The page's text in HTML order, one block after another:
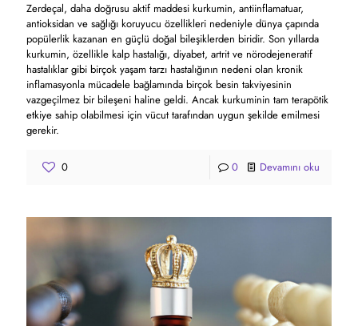
Zerdeçal, daha doğrusu aktif maddesi kurkumin, antiinflamatuar,
antioksidan ve sağlığı koruyucu özellikleri nedeniyle dünya çapında
popülerlik kazanan en güçlü doğal bileşiklerden biridir. Son yıllarda
kurkumin, özellikle kalp hastalığı, diyabet, artrit ve nörodejeneratif
hastalıklar gibi birçok yaşam tarzı hastalığının nedeni olan kronik
inflamasyonla mücadele bağlamında birçok besin takviyesinin
vazgeçilmez bir bileşeni haline geldi. Ancak kurkuminin tam terapötik
etkiye sahip olabilmesi için vücut tarafından uygun şekilde emilmesi
gerekir.
0 0 Devamını oku